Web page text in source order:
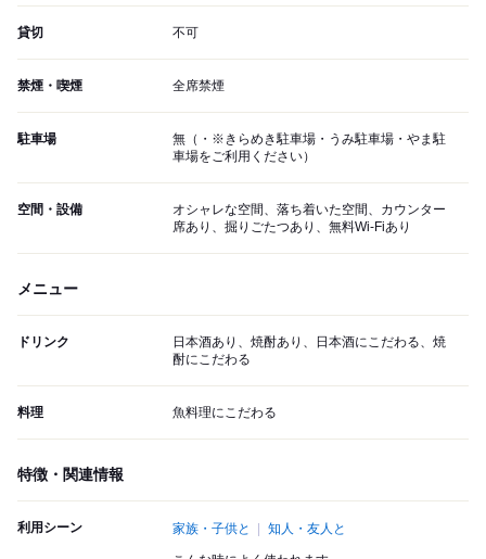
貸切 不可
禁煙・喫煙 全席禁煙
駐車場
無（・※きらめき駐車場・うみ駐車場・やま駐
車場をご利用ください）
空間・設備
オシャレな空間、落ち着いた空間、カウンター
席あり、掘りごたつあり、無料Wi-Fiあり
メニュー
ドリンク
日本酒あり、焼酎あり、日本酒にこだわる、焼
酎にこだわる
料理 魚料理にこだわる
特徴・関連情報
利用シーン 家族・子供と 知人・友人と